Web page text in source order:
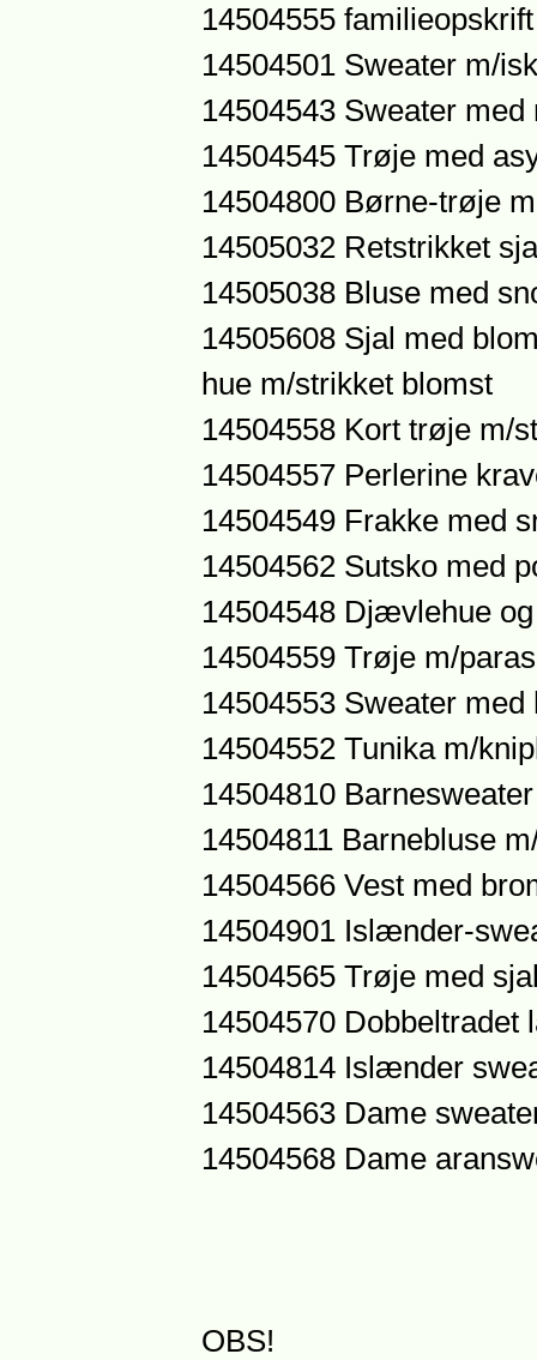
14504555 familieopskrift
14504501 Sweater m/
14504543 Sweater
14504545 Trøje med
14504800 Børne-trøje
14505032 Retstrikket
14505038 Bluse med
14505608 Sjal med
hue m/strikket blomst
14504558 Kort trøje m/
14504557 Perlerine
14504549 Frakke med
14504562 Sutsko med
14504548 Djævlehue
14504559 Trøje m/
14504553 Sweater
14504552 Tunika m/
14504810
14504811 Barnebluse
14504566 Vest med
14504901 Islænder-
14504565 Trøje med
14504570 Dobbeltradet
14504814 Islænder
14504563 Dame
14504568 Dame
OBS!